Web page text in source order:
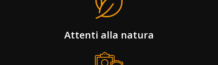
Attenti alla natura